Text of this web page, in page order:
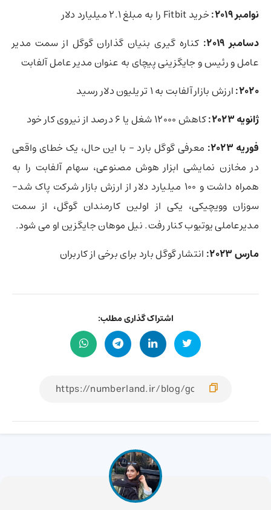
نوامبر 2019:
خرید Fitbit را به مبلغ 2.1 میلیارد دلار
دسامبر 2019:
کناره گیری بنیان گذاران گوگل از سمت مدیر
عامل و رئیس و جایگزینی پیچای به عنوان مدیر عامل آلفابت
2020: ارزش بازار آلفابت به 1 تریلیون دلار رسید
ژانویه 2023:
کاهش 12000 شغل یا 6 درصد از نیروی کار خود
فوریه 2023:
معرفی گوگل بارد – با این حال، یک خطای واقعی
در مخازن نمایشی ابزار هوش مصنوعی، سهام آلفابت را به
همراه داشت و 100 میلیارد دلار از ارزش بازار شرکت پاک شد-
سوزان وویچیکی، یکی از اولین کارمندان گوگل، از سمت
مدیرعاملی یوتیوب کنار رفت. نیل موهان جایگزین او می شود.
مارس 2023:
انتشار گوگل بارد برای برخی از کاربران
اشتراک گذاری مطلب: